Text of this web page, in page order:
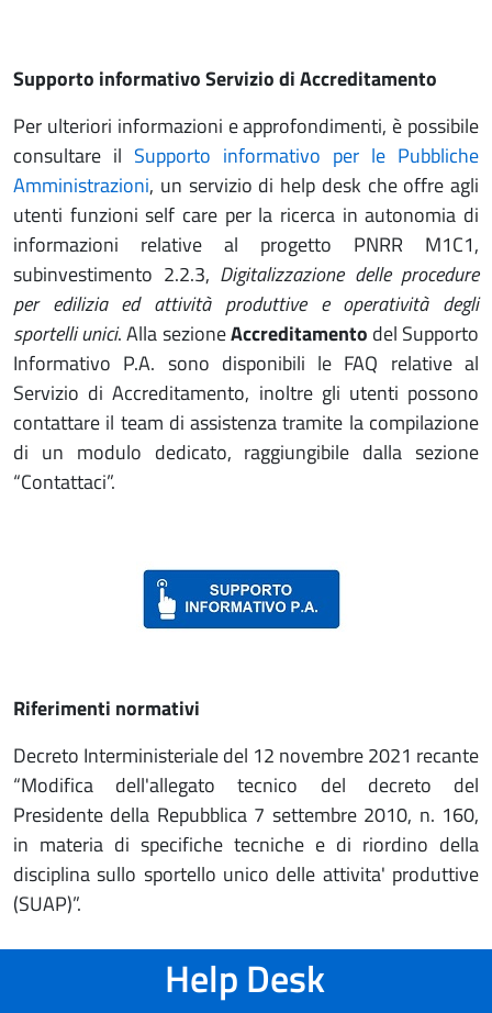
Supporto informativo Servizio di Accreditamento
Per ulteriori informazioni e approfondimenti, è possibile
consultare il Supporto informativo per le Pubbliche
Amministrazioni, un servizio di help desk che offre agli
utenti funzioni self care per la ricerca in autonomia di
informazioni relative al progetto PNRR M1C1,
subinvestimento 2.2.3, Digitalizzazione delle procedure
per edilizia ed attività produttive e operatività degli
sportelli unici. Alla sezioneAccreditamento del Supporto
Informativo P.A. sono disponibili le FAQ relative al
Servizio di Accreditamento, inoltre gli utenti possono
contattare il team di assistenza tramite la compilazione
di un modulo dedicato, raggiungibile dalla sezione
“Contattaci”.
Riferimenti normativi
Decreto Interministeriale del 12 novembre 2021 recante
“Modifica dell'allegato tecnico del decreto del
Presidente della Repubblica 7 settembre 2010, n. 160,
in materia di specifiche tecniche e di riordino della
disciplina sullo sportello unico delle attivita' produttive
(SUAP)”.
Help Desk